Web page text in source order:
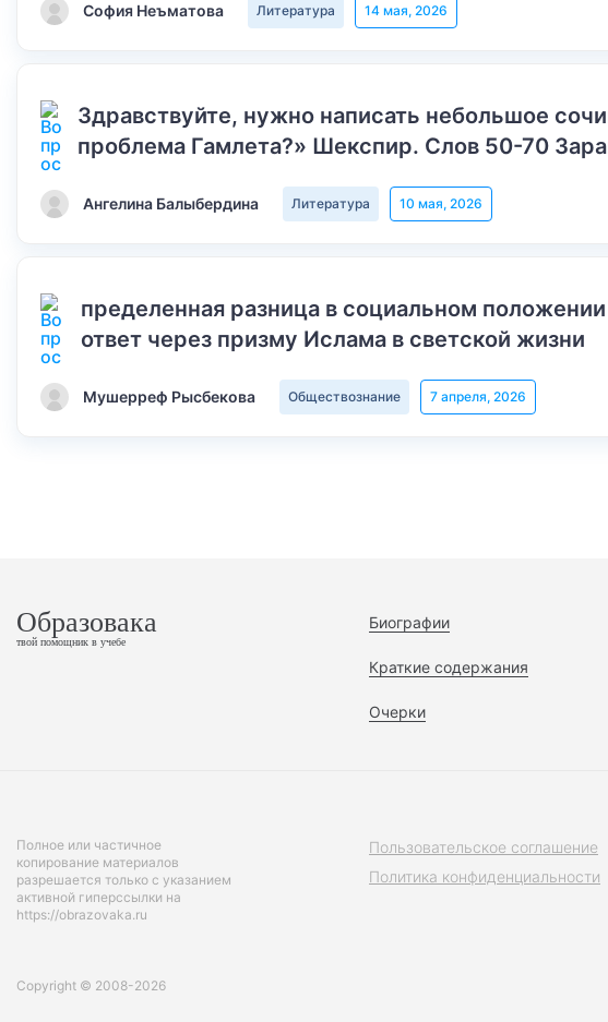
София Неъматова Литература 14 мая, 2026
Здравствуйте, нужно написать небольшое
проблема Гамлета?» Шекспир. Слов 50-70
Ангелина Балыбердина Литература 10 мая, 2026
пределенная разница в социальном
ответ через призму Ислама в светской жизни
Мушерреф Рысбекова Обществознание 7 апреля, 2026
Образовака
твой помощник в учебе
Биографии
Краткие содержания
Очерки
Полное или частичное
копирование материалов
разрешается только с указанием
активной гиперссылки на
https://obrazovaka.ru
Пользовательское соглашение
Политика конфиденциальности
Copyright © 2008-2026